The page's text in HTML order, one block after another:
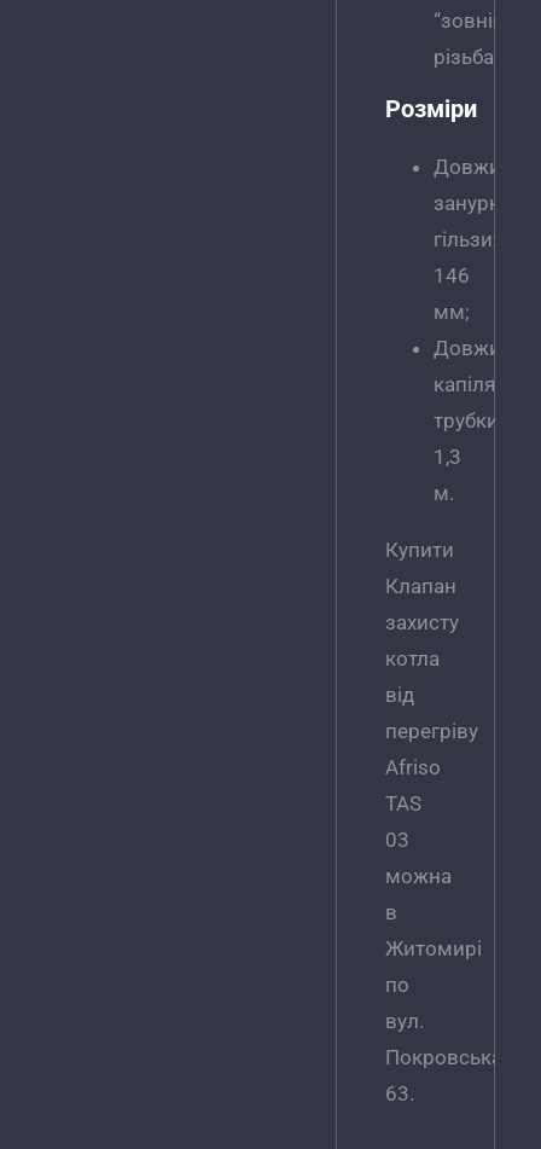
“зовнішня
різьба.
Розміри
Довжина
гільзи:
146
мм;
Довжина
капілярної
трубки:
1,3
м.
Купити
Клапан
захисту
котла
від
перегріву
Afriso
TAS
03
можна
в
Житомирі
по
вул.
Покровська,
63.